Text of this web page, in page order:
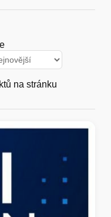
na stránku